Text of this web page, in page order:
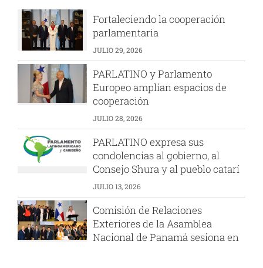
Fortaleciendo la cooperación
parlamentaria
JULIO 29, 2026
PARLATINO y Parlamento
Europeo amplían espacios de
cooperación
JULIO 28, 2026
PARLATINO expresa sus
condolencias al gobierno, al
Consejo Shura y al pueblo catarí
JULIO 13, 2026
Comisión de Relaciones
Exteriores de la Asamblea
Nacional de Panamá sesiona en